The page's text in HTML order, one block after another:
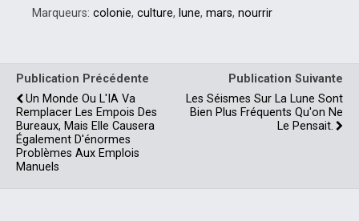
Marqueurs: colonie, culture, lune, mars, nourrir
Publication Précédente
Un Monde Ou L'IA Va
Remplacer Les Empois Des
Bureaux, Mais Elle Causera
Également D'énormes
Problèmes Aux Emplois
Manuels
Publication Suivante
Les Séismes Sur La Lune Sont
Bien Plus Fréquents Qu'on Ne
Le Pensait.